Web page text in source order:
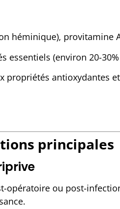
héminique), provitamine
essentiels (environ 20-
propriétés antioxydantes
principales
opératoire ou post-